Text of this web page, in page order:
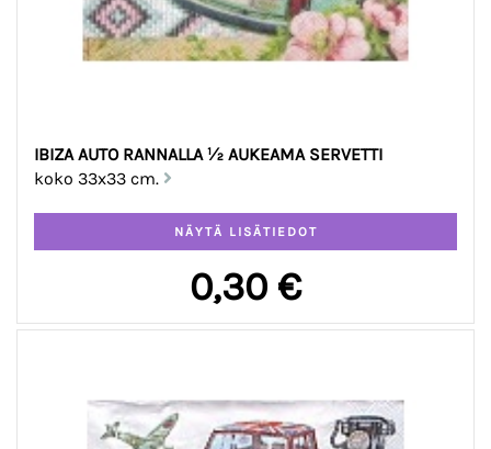
IBIZA AUTO RANNALLA ½ AUKEAMA SERVETTI
koko 33x33 cm.
0,30 €